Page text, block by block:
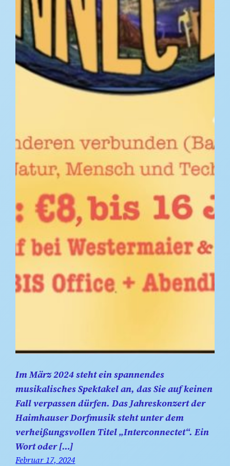
Im März 2024 steht ein spannendes
musikalisches Spektakel an, das Sie auf keinen
Fall verpassen dürfen. Das Jahreskonzert der
Haimhauser Dorfmusik steht unter dem
verheißungsvollen Titel „Interconnectet“. Ein
Wort oder […]
Februar 17, 2024